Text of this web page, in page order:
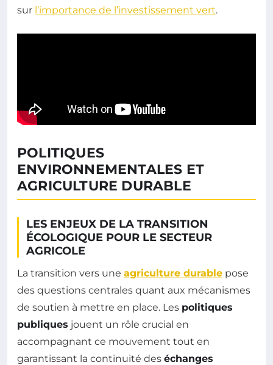
sur l’importance de l’investissement vert.
POLITIQUES
ENVIRONNEMENTALES ET
AGRICULTURE DURABLE
LES ENJEUX DE LA TRANSITION
ÉCOLOGIQUE POUR LE SECTEUR
AGRICOLE
La transition vers une agriculture durable pose
des questions centrales quant aux mécanismes
de soutien à mettre en place. Les politiques
publiques jouent un rôle crucial en
accompagnant ce mouvement tout en
garantissant la continuité des échanges